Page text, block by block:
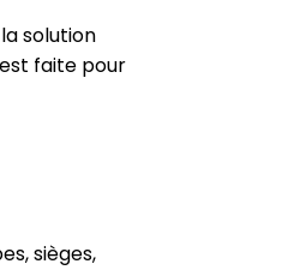
solution
faite pour
sièges,